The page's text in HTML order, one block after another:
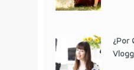
¿Por